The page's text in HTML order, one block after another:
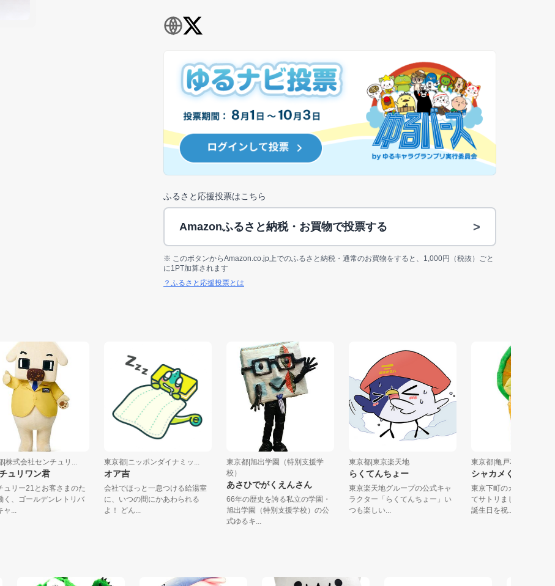
ふるさと応援投票はこちら
Amazonふるさと納税・お買物で投票する >
※ このボタンからAmazon.co.jp上でのふるさと納税・通常のお買物をすると、1,000円（税抜）ごと
に1PT加算されます
？ふるさと応援投票とは
東京都|株式会社センチュリ...
センチュリワン君
センチュリー21とお客さまのた
めに働く、ゴールデンレトリバ
ーのキャ...
東京都|ニッポンダイナミッ...
オア吉
会社でほっと一息つける給湯室
に、いつの間にかあわられる
よ！ どん...
東京都|旭出学園（特別支援学
あさひでがくえんさん
66年の歴史を誇る私立の学園・
旭出学園（特別支援学校）の公
式ゆるキ...
東京都|東京楽天地
らくてんちょー
東京楽天地グループの公式キャ
ラクター「らくてんちょー」い
つも楽しい...
東京都|亀戸花まつ
シャカメくん
東京下町のカメが
てサトリました。
誕生日を祝...